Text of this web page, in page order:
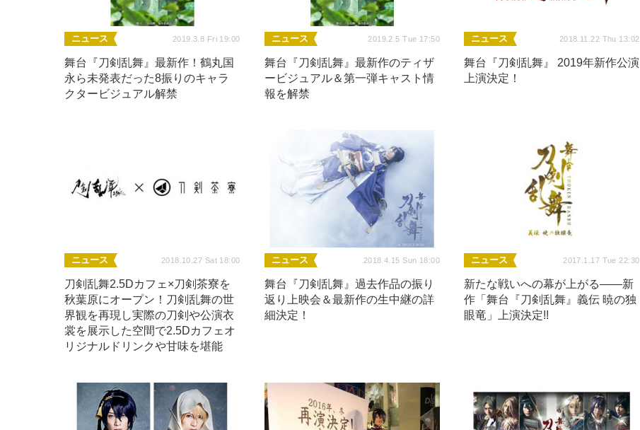
ニュース 2019.3.8 Fri 19:00
舞台『刀剣乱舞』最新作！鶴丸国
永ら未発表だった8振りのキャラ
クタービジュアル解禁
ニュース 2019.2.5 Tue 17:50
舞台『刀剣乱舞』最新作のティザ
ービジュアル＆第一弾キャスト情
報を解禁
ニュース 2018.11.22 Thu 13:02
舞台『刀剣乱舞』 2019年新作公演
上演決定！
ニュース 2018.10.27 Sat 18:00
刀剣乱舞2.5Dカフェ×刀剣茶寮を
秋葉原にオープン！刀剣乱舞の世
界観を再現し実際の刀剣や公演衣
裳を展示した空間で2.5Dカフェオ
リジナルドリンクや甘味を堪能
ニュース 2018.4.15 Sun 18:00
舞台『刀剣乱舞』過去作品の振り
返り上映会＆最新作の生中継の詳
細決定！
ニュース 2017.1.17 Tue 22:30
新たな戦いへの幕が上がる――新
作「舞台『刀剣乱舞』義伝 暁の独
眼竜」上演決定!!